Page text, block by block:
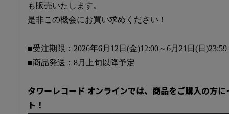
も販売いたします。
是非この機会にお買い求めください！
■受注期限：2026年6月12日(金)12:00～6月21日(日)23:59
■商品発送：8月上旬以降予定
タワーレコード オンラインでは、商品をご購入の方
ト！